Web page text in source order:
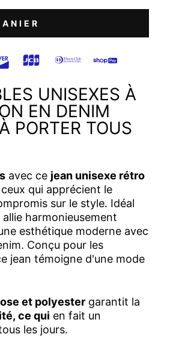
UNISEXES À
EN DENIM
PORTER TOUS
avec ce jean unisexe rétro
qui apprécient le
sur le style. Idéal
harmonieusement
esthétique moderne avec
Conçu pour les
jean témoigne d'une mode
et polyester garantit la
ce qui en fait un
les jours.